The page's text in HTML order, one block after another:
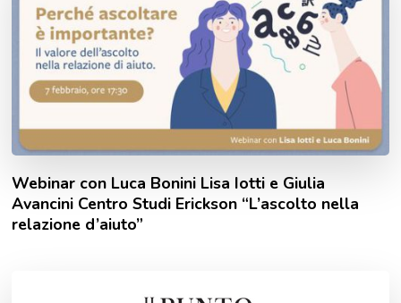
Webinar con Luca Bonini Lisa Iotti e Giulia
Avancini Centro Studi Erickson “L’ascolto nella
relazione d’aiuto”